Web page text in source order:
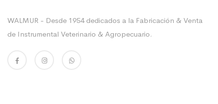
WALMUR - Desde 1954 dedicados a la Fabricación & Venta
de Instrumental Veterinario & Agropecuario.